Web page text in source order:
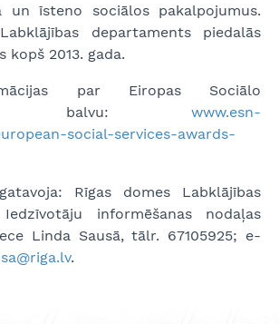
un īsteno sociālos pakalpojumus.
departaments piedalās
kopš 2013. gada.
par Eiropas Sociālo
balvu: www.esn-
social-services-awards-
Rīgas domes Labklājības
informēšanas nodaļas
Linda Sausā, tālr. 67105925; e-
.